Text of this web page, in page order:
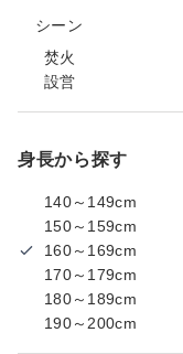
シーン
焚火
設営
身長から探す
140～149cm
150～159cm
160～169cm
170～179cm
180～189cm
190～200cm